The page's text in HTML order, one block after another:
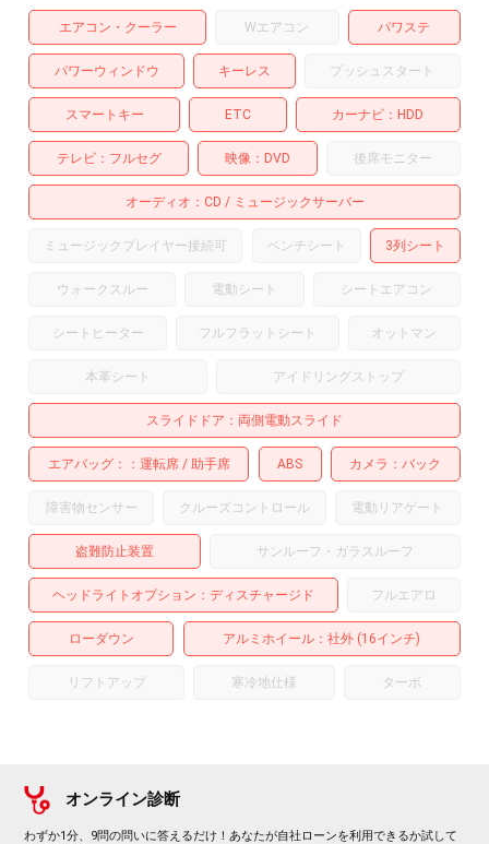
エアコン・クーラー Wエアコン パワステ
パワーウィンドウ キーレス プッシュスタート
スマートキー ETC カーナビ HDD
テレビ フルセグ 映像 DVD 後席モニター
オーディオ CD ミュージックサーバー
ミュージックプレイヤー接続可 ベンチシート 3列シート
ウォークスルー 電動シート シートエアコン
シートヒーター フルフラットシート オットマン
本革シート アイドリングストップ
スライドドア 両側電動スライド
エアバッグ： 運転席 助手席 ABS カメラ バック
障害物センサー クルーズコントロール 電動リアゲート
盗難防止装置 サンルーフ・ガラスルーフ
ヘッドライトオプション ディスチャージド フルエアロ
ローダウン アルミホイール ：社外 (16インチ)
リフトアップ 寒冷地仕様 ターボ
オンライン診断
わずか1分、9問の問いに答えるだけ！あなたが自社ローンを利用できるか試して